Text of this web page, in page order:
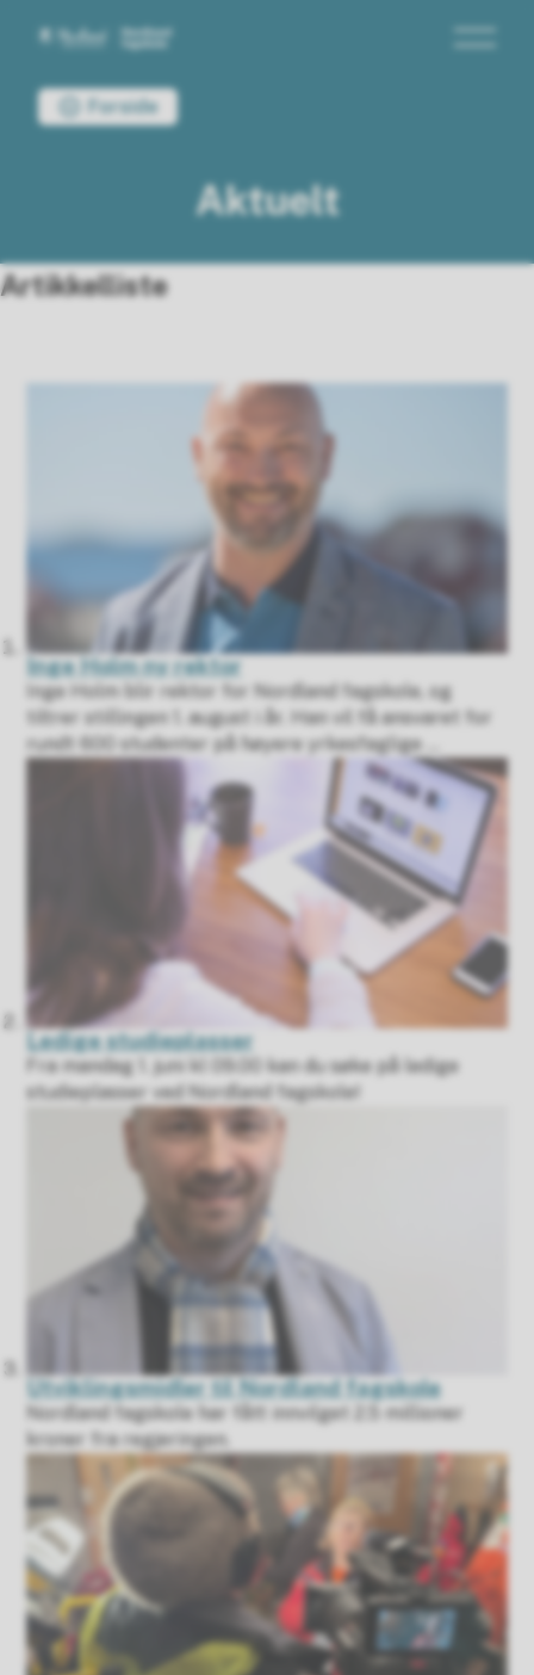
Du er her:Forside
Aktuelt
Artikkelliste
Inge Holm ny rektor
Inge Holm blir rektor for Nordland fagskole, og
tiltrer stillingen 1. august i år. Han vil få ansvaret for
rundt 600 studenter på høyere yrkesfaglige ...
Ledige studieplasser
Fra mandag 1. juni kl 09.00 kan du søke på ledige
studieplasser ved Nordland fagskole!
Utviklingsmidler til Nordland fagskole
Nordland fagskole har fått innvilget 2.5 millioner
kroner fra regjeringen.